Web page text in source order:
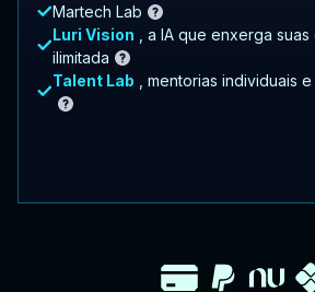
Martech Lab
Luri Vision
, a IA que enxerga
ilimitada
Talent Lab
, mentorias individuais